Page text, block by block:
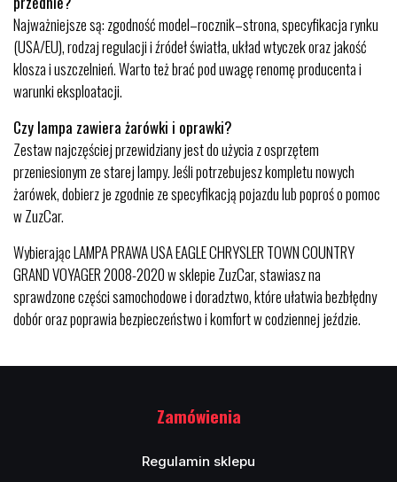
Najważniejsze są: zgodność model–rocznik–strona, specyfikacja rynku
(USA/EU), rodzaj regulacji i źródeł światła, układ wtyczek oraz jakość
klosza i uszczelnień. Warto też brać pod uwagę renomę producenta i
warunki eksploatacji.
Czy lampa zawiera żarówki i oprawki?
Zestaw najczęściej przewidziany jest do użycia z osprzętem
przeniesionym ze starej lampy. Jeśli potrzebujesz kompletu nowych
żarówek, dobierz je zgodnie ze specyfikacją pojazdu lub poproś o pomoc
w ZuzCar.
Wybierając LAMPA PRAWA USA EAGLE CHRYSLER TOWN COUNTRY
GRAND VOYAGER 2008-2020 w sklepie ZuzCar, stawiasz na
sprawdzone części samochodowe i doradztwo, które ułatwia bezbłędny
dobór oraz poprawia bezpieczeństwo i komfort w codziennej jeździe.
Zamówienia
Regulamin sklepu